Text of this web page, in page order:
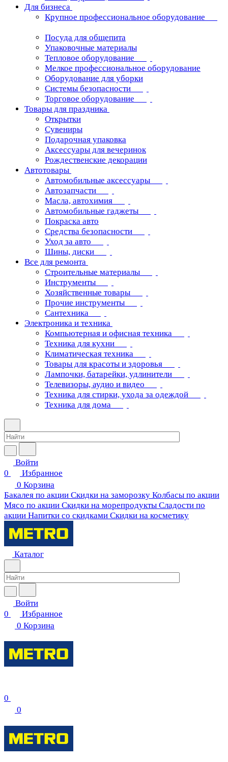
Для бизнеса
Крупное профессиональное оборудование
Посуда для общепита
Упаковочные материалы
Тепловое оборудование
Мелкое профессиональное оборудование
Оборудование для уборки
Системы безопасности
Торговое оборудование
Товары для праздника
Открытки
Сувениры
Подарочная упаковка
Аксессуары для вечеринок
Рождественские декорации
Автотовары
Автомобильные аксессуары
Автозапчасти
Масла, автохимия
Автомобильные гаджеты
Покраска авто
Средства безопасности
Уход за авто
Шины, диски
Все для ремонта
Строительные материалы
Инструменты
Хозяйственные товары
Прочие инструменты
Сантехника
Электроника и техника
Компьютерная и офисная техника
Техника для кухни
Климатическая техника
Товары для красоты и здоровья
Лампочки, батарейки, удлинители
Телевизоры, аудио и видео
Техника для стирки, ухода за одеждой
Техника для дома
Войти
0
Избранное
0 Корзина
Бакалея по акции Скидки на заморозку Колбасы по акции
Мясо по акции Скидки на морепродукты Сладости по
акции Напитки со скидками Скидки на косметику
Каталог
Войти
0
Избранное
0 Корзина
0
0